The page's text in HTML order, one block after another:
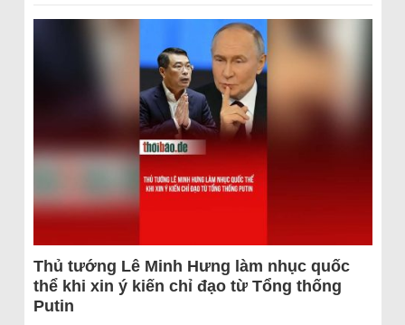
Thủ tướng Lê Minh Hưng làm nhục quốc
thể khi xin ý kiến chỉ đạo từ Tổng thống
Putin